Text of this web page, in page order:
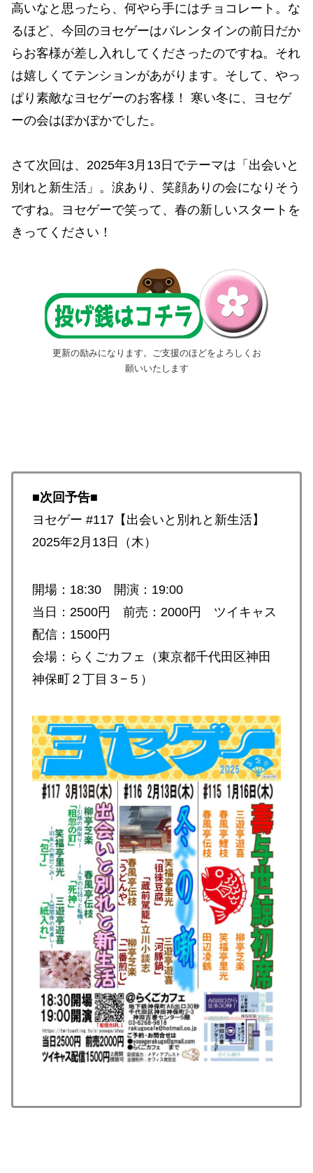
高いなと思ったら、何やら手にはチョコレート。な
るほど、今回のヨセゲーはバレンタインの前日だか
らお客様が差し入れしてくださったのですね。それ
は嬉しくてテンションがあがります。そして、やっ
ぱり素敵なヨセゲーのお客様！ 寒い冬に、ヨセゲ
ーの会はぽかぽかでした。
さて次回は、2025年3月13日でテーマは「出会いと
別れと新生活」。涙あり、笑顔ありの会になりそう
ですね。ヨセゲーで笑って、春の新しいスタートを
きってください！
更新の励みになります。ご支援のほどをよろしくお
願いいたします
■次回予告■
ヨセゲー #117【出会いと別れと新生活】
2025年2月13日（木）
開場：18:30 開演：19:00
当日：2500円 前売：2000円 ツイキャス
配信：1500円
会場：らくごカフェ（東京都千代田区神田
神保町２丁目３−５）